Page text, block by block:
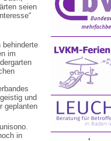
seien
behinderte
im
und
geplanten
in